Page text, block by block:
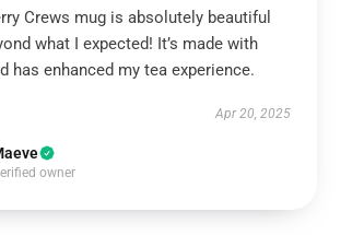
Crews mug is absolutely beautiful
what I expected! It’s made with
has enhanced my tea experience.
Apr 20, 2025
owner